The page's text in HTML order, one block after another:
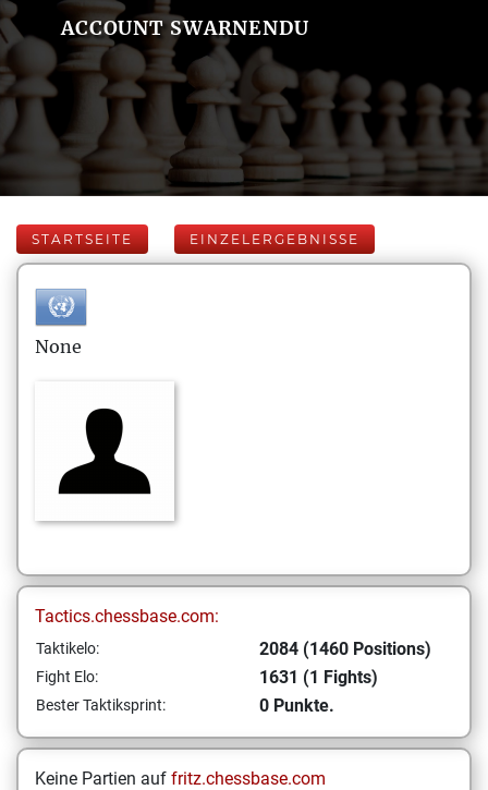
ACCOUNT SWARNENDU
STARTSEITE EINZELERGEBNISSE
None
Tactics.chessbase.com:
Taktikelo: 2084 (1460 Positions)
Fight Elo: 1631 (1 Fights)
Bester Taktiksprint: 0 Punkte.
Keine Partien auf fritz.chessbase.com